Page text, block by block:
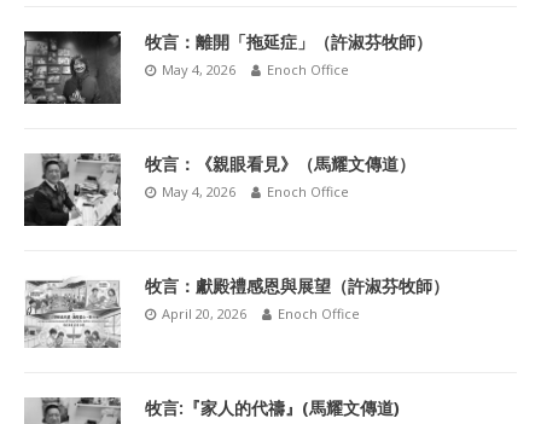
牧言：離開「拖延症」（許淑芬牧師）
May 4, 2026 Enoch Office
牧言：《親眼看見》（馬耀文傳道）
May 4, 2026 Enoch Office
牧言：獻殿禮感恩與展望（許淑芬牧師）
April 20, 2026 Enoch Office
牧言:『家人的代禱』(馬耀文傳道)